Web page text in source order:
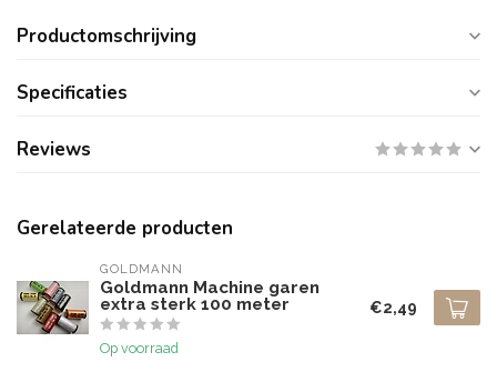
Productomschrijving
Specificaties
Reviews
Gerelateerde producten
GOLDMANN
Goldmann Machine garen
extra sterk 100 meter
Op voorraad
€2,49